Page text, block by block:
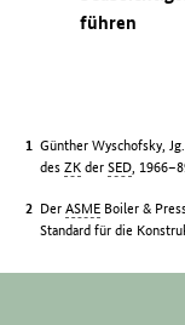
führen
Günther Wyschofsky,
desZK derSED ,
DerASME Boiler &
Standard für die